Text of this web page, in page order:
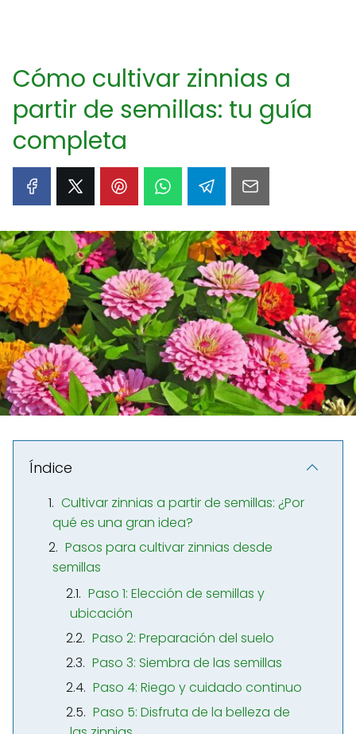
Cómo cultivar zinnias a
partir de semillas: tu guía
completa
Índice
Cultivar zinnias a partir de semillas: ¿Por
qué es una gran idea?
Pasos para cultivar zinnias desde
semillas
Paso 1: Elección de semillas y
ubicación
Paso 2: Preparación del suelo
Paso 3: Siembra de las semillas
Paso 4: Riego y cuidado continuo
Paso 5: Disfruta de la belleza de